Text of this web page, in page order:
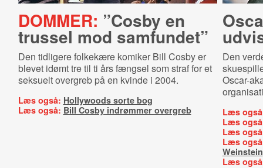
DOMMER: ”Cosby en
trussel mod samfundet”
Den tidligere folkekære komiker Bill Cosby er
blevet idømt tre til ti års fængsel som straf for et
seksuelt overgreb på en kvinde i 2004.
Læs også: Hollywoods sorte bog
Læs også: Bill Cosby indrømmer overgreb
Den
Oscar-
Læs
Læs
Læs
Læs
Weinstein
Læs